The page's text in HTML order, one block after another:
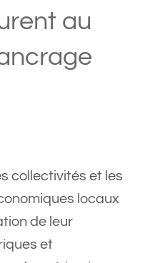
au
collectivités et les
locaux
de leur
et